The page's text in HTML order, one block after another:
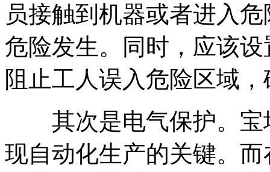
员接触到机器或者进入
危险发生。同时，应该
阻止工人误入危险区域
其次是电气保护。宝
现自动化生产的关键。